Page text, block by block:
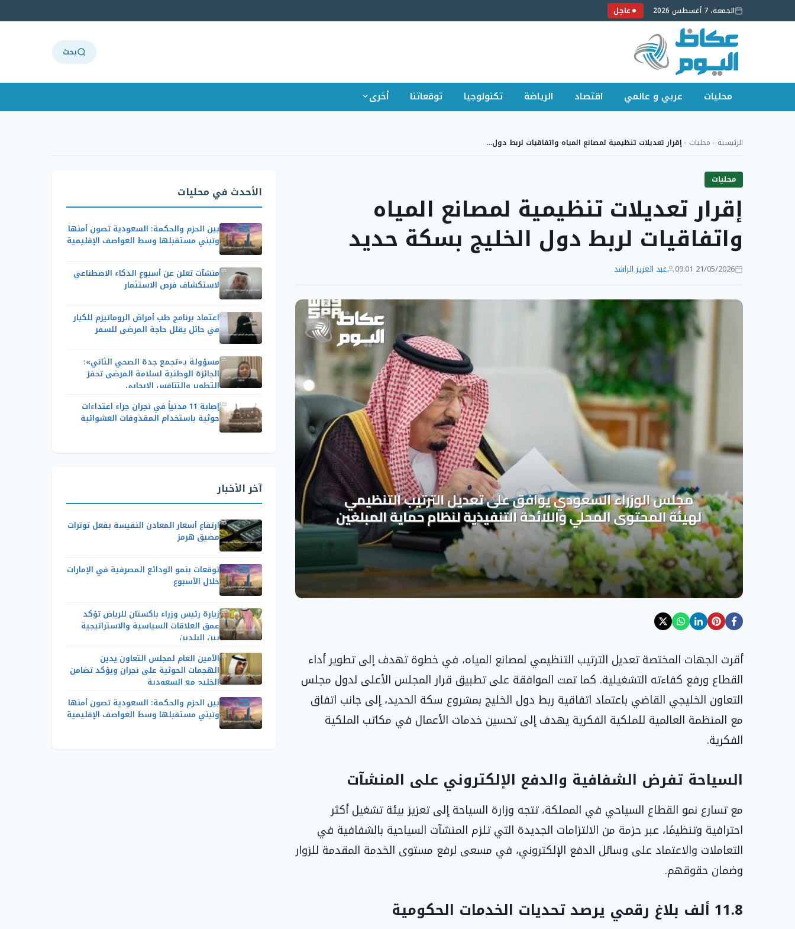
الجمعة، 7 أغسطس 2026 عاجل
بحث
محليات عربي و عالمي اقتصاد الرياضة تكنولوجيا توقعاتنا أخرى
الرئيسية › محليات › إقرار تعديلات تنظيمية لمصانع المياه واتفاقيات لربط دول…
محليات
إقرار تعديلات تنظيمية لمصانع المياه
واتفاقيات لربط دول الخليج بسكة حديد
21/05/2026 09:01 عبد العزيز الراشد
أقرت الجهات المختصة تعديل الترتيب التنظيمي لمصانع المياه، في خطوة تهدف إلى تطوير أداء
القطاع ورفع كفاءته التشغيلية. كما تمت الموافقة على تطبيق قرار المجلس الأعلى لدول مجلس
التعاون الخليجي القاضي باعتماد اتفاقية ربط دول الخليج بمشروع سكة الحديد، إلى جانب اتفاق
مع المنظمة العالمية للملكية الفكرية يهدف إلى تحسين خدمات الأعمال في مكاتب الملكية
الفكرية.
السياحة تفرض الشفافية والدفع الإلكتروني على المنشآت
مع تسارع نمو القطاع السياحي في المملكة، تتجه وزارة السياحة إلى تعزيز بيئة تشغيل أكثر
احترافية وتنظيمًا، عبر حزمة من الالتزامات الجديدة التي تلزم المنشآت السياحية بالشفافية في
التعاملات والاعتماد على وسائل الدفع الإلكتروني، في مسعى لرفع مستوى الخدمة المقدمة للزوار
وضمان حقوقهم.
11.8 ألف بلاغ رقمي يرصد تحديات الخدمات الحكومية
الأحدث في محليات
بين الحزم والحكمة: السعودية تصون أمنها
وتبني مستقبلها وسط العواصف الإقليمية
منشآت تعلن عن أسبوع الذكاء الاصطناعي
لاستكشاف فرص الاستثمار
اعتماد برنامج طب أمراض الروماتيزم للكبار
في حائل يقلل حاجة المرضى للسفر
مسؤولة بـ«تجمع جدة الصحي الثاني»:
الجائزة الوطنية لسلامة المرضى تحفز
التطوير والتنافس الإيجابي
إصابة 11 مدنياً في نجران جراء اعتداءات
حوثية باستخدام المقذوفات العشوائية
آخر الأخبار
ارتفاع أسعار المعادن النفيسة بفعل توترات
مضيق هرمز
توقعات بنمو الودائع المصرفية في الإمارات
خلال الأسبوع
زيارة رئيس وزراء باكستان للرياض تؤكد
عمق العلاقات السياسية والاستراتيجية
بين البلدين
الأمين العام لمجلس التعاون يدين
الهجمات الحوثية على نجران ويؤكد تضامن
الخليج مع السعودية
بين الحزم والحكمة: السعودية تصون أمنها
وتبني مستقبلها وسط العواصف الإقليمية